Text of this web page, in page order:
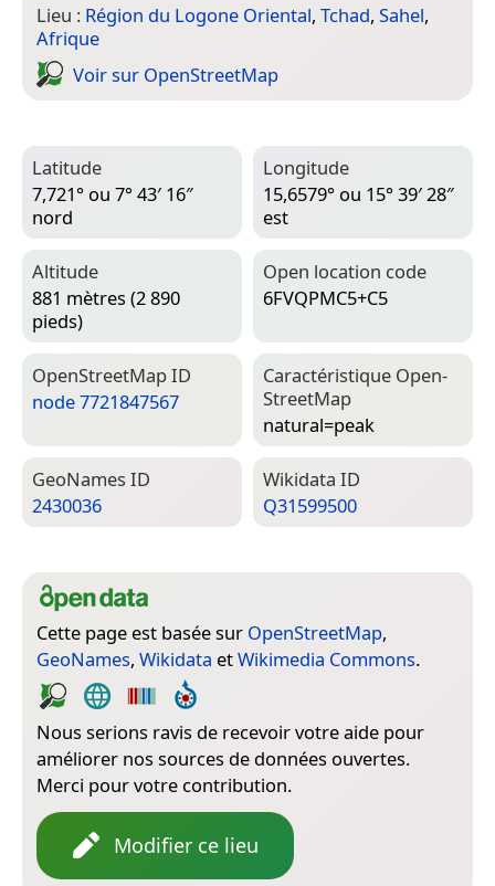
Lieu : Région du Logone Oriental, Tchad, Sahel,
Afrique
Voir sur Open­Street­Map
Latitude
7,721° ou 7° 43′ 16″
nord
Longitude
15,6579° ou 15° 39′ 28″
est
Altitude
881 mètres (2 890
pieds)
Open location code
6FVQPMC5+C5
Open­Street­Map ID
node 7721847567
Caractéristique Open­
Street­Map
natural=­peak
Geo­Names ID
2430036
Wiki­data ID
Q31599500
Cette page est basée sur OpenStreetMap,
GeoNames, Wikidata etWikimedia Commons.
Nous serions ravis de recevoir votre aide pour
améliorer nos sources de données ouvertes.
Merci pour votre contribution.
Modifier ce lieu